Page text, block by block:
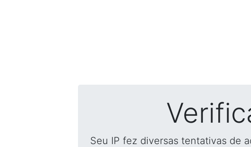
Seu IP fez diversas tentativas de